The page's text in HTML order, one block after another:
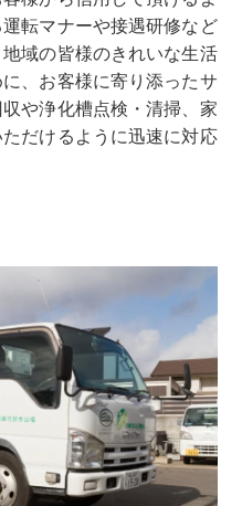
転マナーや接遇研修など
域の皆様のきれいな生活
、お客様に寄り添ったサ
や浄化槽点検・清掃、家
だけるように迅速に対応